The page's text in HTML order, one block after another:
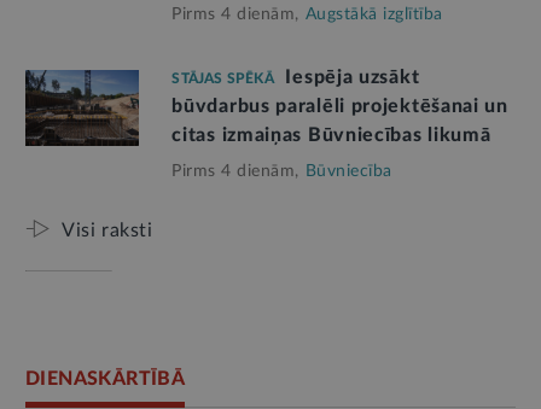
Pirms 4 dienām, Augstākā izglītība
STĀJAS SPĒKĀ
Iespēja uzsākt
būvdarbus paralēli projektēšanai un
citas izmaiņas Būvniecības likumā
Pirms 4 dienām, Būvniecība
Visi raksti
DIENASKĀRTĪBĀ